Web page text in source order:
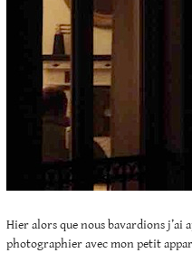
Hier alors que nous bavardions j’ai
photographier avec mon petit